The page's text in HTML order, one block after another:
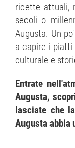
ricette attuali,
secoli o
Augusta. Un
a capire i piatti
culturale e
Entrate
Augusta,
lasciate che
Augusta abbia